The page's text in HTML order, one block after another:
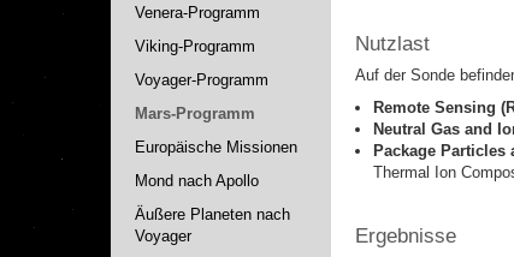
Venera-Programm
Viking-Programm
Voyager-Programm
Mars-Programm
Europäische Missionen
Mond nach Apollo
Äußere Planeten nach
Voyager
Nutzlast
Auf der Sonde
Remote Sensing
Neutral Gas and
Package Particles
Thermal Ion
Ergebnisse